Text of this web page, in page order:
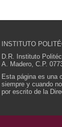
INSTITUTO
D.R. Instituto
A. Madero, C.P.
Esta página es una
siempre y cuando
por escrito de la